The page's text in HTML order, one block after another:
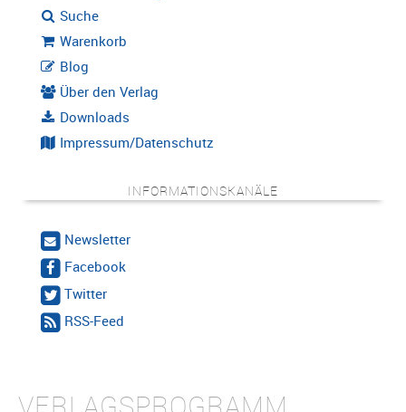
Suche
Warenkorb
Blog
Über den Verlag
Downloads
Impressum/Datenschutz
INFORMATIONSKANÄLE
Newsletter
Facebook
Twitter
RSS-Feed